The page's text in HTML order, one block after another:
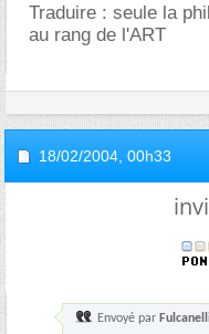
Traduire : seule la
au rang de l'ART
18/02/2004, 00h33
Envoyé par